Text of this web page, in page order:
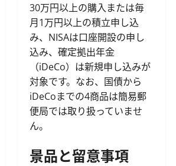
30万円以上の購入または毎
月1万円以上の積立申し込
み、NISAは口座開設の申し
込み、確定拠出年金
（iDeCo）は新規申し込みが
対象です。なお、国債から
iDeCoまでの4商品は簡易郵
便局では取り扱っていませ
ん。
景品と留意事項